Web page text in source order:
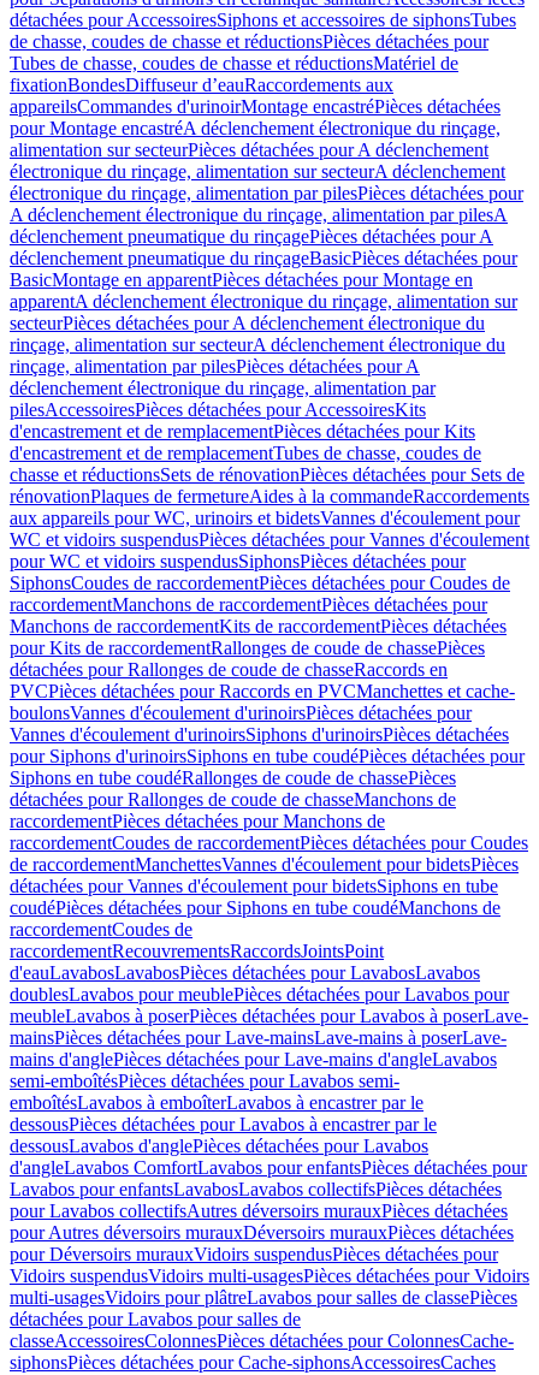
détachées pour AccessoiresSiphons et accessoires de siphonsTubes
de chasse, coudes de chasse et réductionsPièces détachées pour
Tubes de chasse, coudes de chasse et réductionsMatériel de
fixationBondesDiffuseur d’eauRaccordements aux
appareilsCommandes d'urinoirMontage encastréPièces détachées
pour Montage encastréA déclenchement électronique du rinçage,
alimentation sur secteurPièces détachées pour A déclenchement
électronique du rinçage, alimentation sur secteurA déclenchement
électronique du rinçage, alimentation par pilesPièces détachées pour
A déclenchement électronique du rinçage, alimentation par pilesA
déclenchement pneumatique du rinçagePièces détachées pour A
déclenchement pneumatique du rinçageBasicPièces détachées pour
BasicMontage en apparentPièces détachées pour Montage en
apparentA déclenchement électronique du rinçage, alimentation sur
secteurPièces détachées pour A déclenchement électronique du
rinçage, alimentation sur secteurA déclenchement électronique du
rinçage, alimentation par pilesPièces détachées pour A
déclenchement électronique du rinçage, alimentation par
pilesAccessoiresPièces détachées pour AccessoiresKits
d'encastrement et de remplacementPièces détachées pour Kits
d'encastrement et de remplacementTubes de chasse, coudes de
chasse et réductionsSets de rénovationPièces détachées pour Sets de
rénovationPlaques de fermetureAides à la commandeRaccordements
aux appareils pour WC, urinoirs et bidetsVannes d'écoulement pour
WC et vidoirs suspendusPièces détachées pour Vannes d'écoulement
pour WC et vidoirs suspendusSiphonsPièces détachées pour
SiphonsCoudes de raccordementPièces détachées pour Coudes de
raccordementManchons de raccordementPièces détachées pour
Manchons de raccordementKits de raccordementPièces détachées
pour Kits de raccordementRallonges de coude de chassePièces
détachées pour Rallonges de coude de chasseRaccords en
PVCPièces détachées pour Raccords en PVCManchettes et cache-
boulonsVannes d'écoulement d'urinoirsPièces détachées pour
Vannes d'écoulement d'urinoirsSiphons d'urinoirsPièces détachées
pour Siphons d'urinoirsSiphons en tube coudéPièces détachées pour
Siphons en tube coudéRallonges de coude de chassePièces
détachées pour Rallonges de coude de chasseManchons de
raccordementPièces détachées pour Manchons de
raccordementCoudes de raccordementPièces détachées pour Coudes
de raccordementManchettesVannes d'écoulement pour bidetsPièces
détachées pour Vannes d'écoulement pour bidetsSiphons en tube
coudéPièces détachées pour Siphons en tube coudéManchons de
raccordementCoudes de
raccordementRecouvrementsRaccordsJointsPoint
d'eauLavabosLavabosPièces détachées pour LavabosLavabos
doublesLavabos pour meublePièces détachées pour Lavabos pour
meubleLavabos à poserPièces détachées pour Lavabos à poserLave-
mainsPièces détachées pour Lave-mainsLave-mains à poserLave-
mains d'anglePièces détachées pour Lave-mains d'angleLavabos
semi-emboîtésPièces détachées pour Lavabos semi-
emboîtésLavabos à emboîterLavabos à encastrer par le
dessousPièces détachées pour Lavabos à encastrer par le
dessousLavabos d'anglePièces détachées pour Lavabos
d'angleLavabos ComfortLavabos pour enfantsPièces détachées pour
Lavabos pour enfantsLavabosLavabos collectifsPièces détachées
pour Lavabos collectifsAutres déversoirs murauxPièces détachées
pour Autres déversoirs murauxDéversoirs murauxPièces détachées
pour Déversoirs murauxVidoirs suspendusPièces détachées pour
Vidoirs suspendusVidoirs multi-usagesPièces détachées pour Vidoirs
multi-usagesVidoirs pour plâtreLavabos pour salles de classePièces
détachées pour Lavabos pour salles de
classeAccessoiresColonnesPièces détachées pour ColonnesCache-
siphonsPièces détachées pour Cache-siphonsAccessoiresCaches